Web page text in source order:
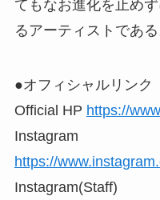
てもなお進化を止め
るアーティストである
●オフィシャルリンク
Official HP https://
Instagram
https://
Instagram(Staff)